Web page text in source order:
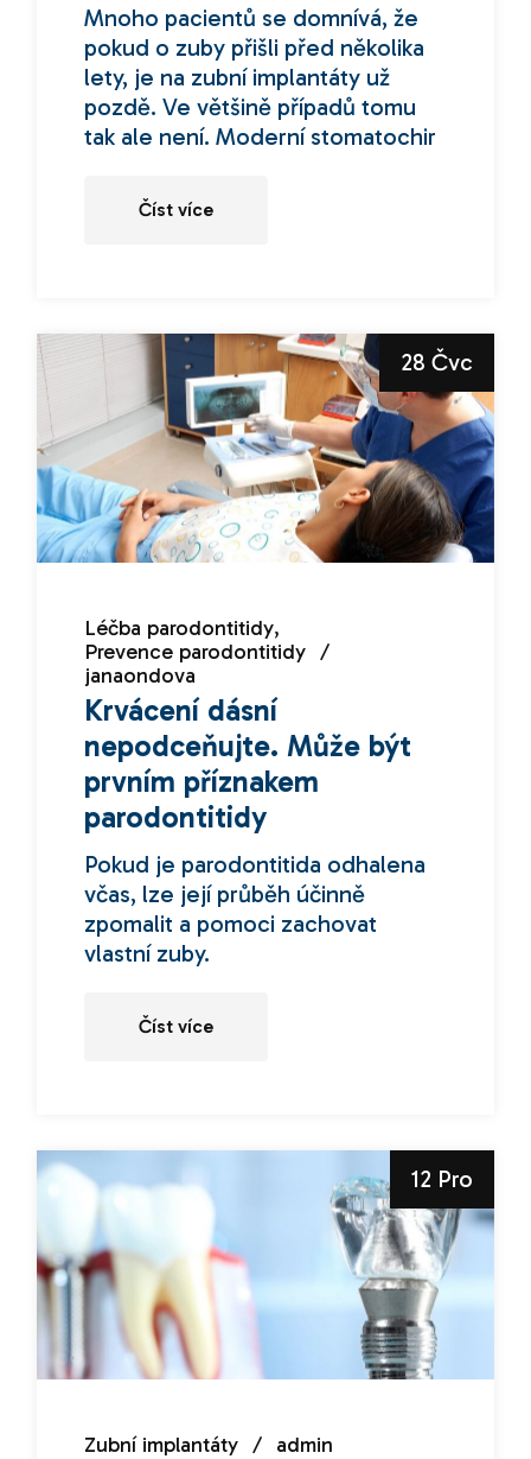
Mnoho pacientů se domnívá, že
pokud o zuby přišli před několika
lety, je na zubní implantáty už
pozdě. Ve většině případů tomu
tak ale není. Moderní stomatochir
Číst více
28 Čvc
Léčba parodontitidy
Prevence parodontitidy
janaondova
Krvácení dásní
nepodceňujte. Může být
prvním příznakem
parodontitidy
Pokud je parodontitida odhalena
včas, lze její průběh účinně
zpomalit a pomoci zachovat
vlastní zuby.
Číst více
12 Pro
Zubní implantáty admin